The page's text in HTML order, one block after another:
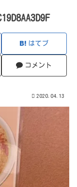
はてブ
コメント
2020.04.13